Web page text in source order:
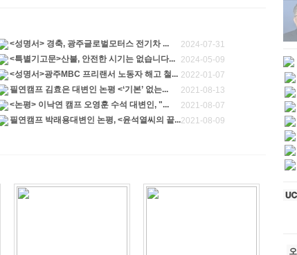
<성명서> 경축, 광주글로벌모터스 전기차 ...
2024-07-31
<특별기고문>산불, 안전한 시기는 없습니다...
2024-05-09
<성명서>광주MBC 프리랜서 노동자 해고 철... 2022-01-07
필연캠프 김효은 대변인 논평 <‘기본’ 없는...
2021-08-13
<논평> 이낙연 캠프 오영훈 수석 대변인, "...
2021-08-07
필연캠프 박래용대변인 논평, <윤석열씨의 끝...2021-08-09